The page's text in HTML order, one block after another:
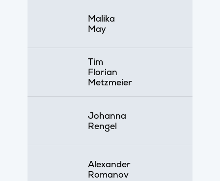
Malika
May
Tim
Florian
Metzmeier
Johanna
Rengel
Alexander
Romanov